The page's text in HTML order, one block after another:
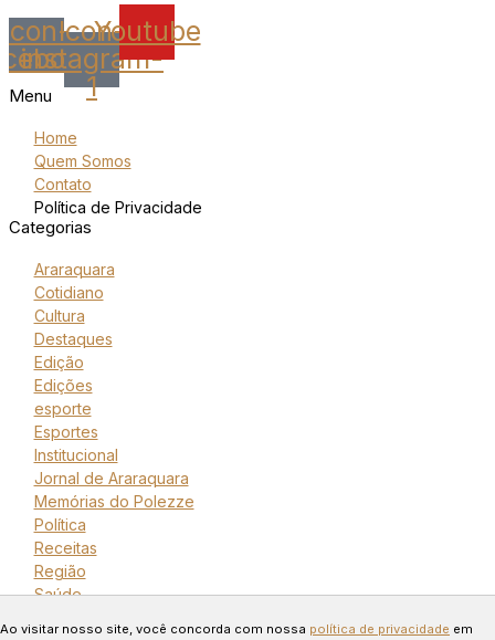
Icon-Icon-
instagram-
1
Youtube
Menu
Home
Quem Somos
Contato
Política de Privacidade
Categorias
Araraquara
Cotidiano
Cultura
Destaques
Edição
Edições
esporte
Esportes
Institucional
Jornal de Araraquara
Memórias do Polezze
Política
Receitas
Região
Saúde
Copyright © 2024 Todos os
Ao visitar nosso site, você concorda com nossa política de privacidade em